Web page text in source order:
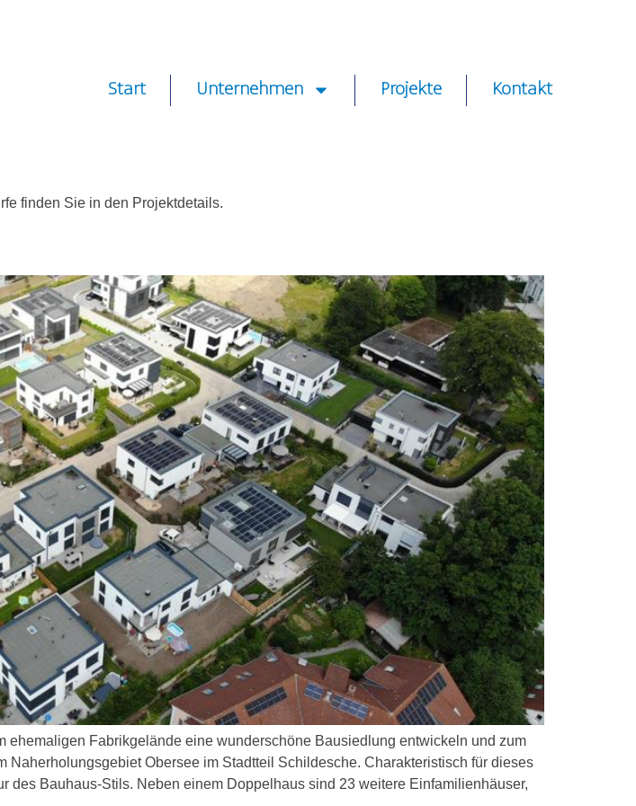
Start Unternehmen Projekte Kontakt
finden Sie in den Projektdetails.
Fabrikgelände eine wunderschöne Bausiedlung entwickeln und zum
Obersee im Stadtteil Schildesche. Charakteristisch für dieses
Bauhaus-Stils. Neben einem Doppelhaus sind 23 weitere Einfamilienhäuser,